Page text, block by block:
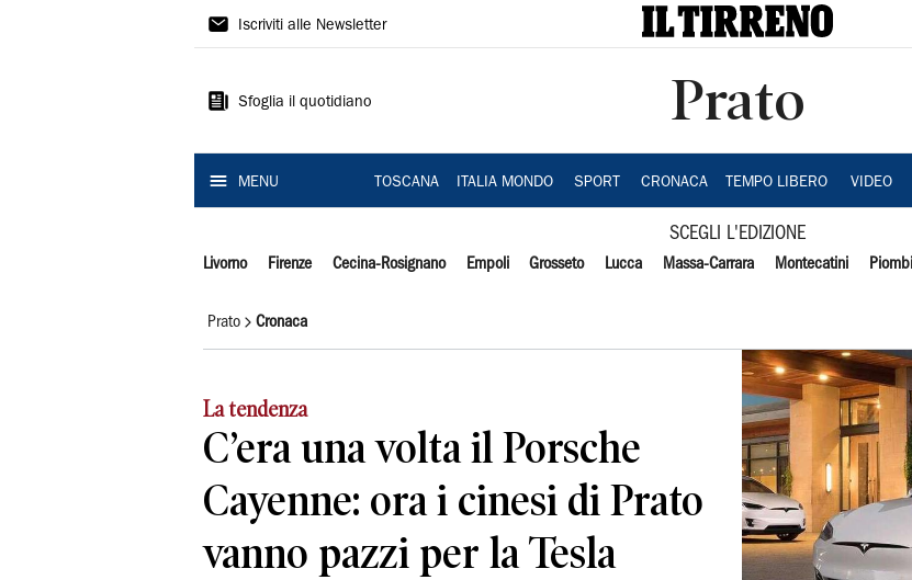
Il
Iscriviti alle Newsletter
Sfoglia il quotidiano Prato
MENU TOSCANA ITALIA MONDO SPORT CRONACA TEMPO LIBERO VIDEO
SCEGLI L'EDIZIONE
Livorno Firenze Cecina-Rosignano Empoli Grosseto Lucca Massa-Carrara Montecatini
Prato Cronaca
La tendenza
C’era una volta il Porsche
Cayenne: ora i cinesi di Prato
vanno pazzi per la Tesla